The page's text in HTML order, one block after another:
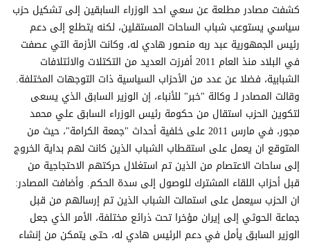
كشفت مصادر مطلعة عن سعي احد الوزراء السابقين إلى تشكيل حزب
سياسي يستوعب شباب الساحات المستقلين، لكنه يتطلع إلى دعم
رئيس الجمهورية عبد ربه منصور هادي له، وكانت الأزمة التي عصفت
في البلاد منذ العام 2011 أفرزت العديد من التكتلات والائتلافات
الشبابية، فضلا عن عدد من الأحزاب السياسية ذات التوجهات المختلفة.
وقالت المصادر لـ وكالة "خبر" للأنباء، إن الوزير السابق الذي يسعى
لتكوين الحزب استقال من حكومة رئيس الوزراء السابق علي محمد
مجور، في مارس 2011 على خلفية أحداث "جمعة الكرامة"، حيث من
المتوقع ان يعمل على استقطاب الشباب الذين كانت لهم بداية الخروج
إلى ساحات الاعتصام من الذين تم استغلال حركتهم الاحتجاجية من
قبل أحزاب اللقاء المشترك للوصول إلى سدة الحكم. وأضافت المصادر:
ان الحزب سيعمل على استمالت الشباب الذين تم إرسالهم من قبل
جماعة الحوثي إلى إيران مؤخرا تحت ذرائع مختلفة، الأمر الذي جعل
الوزير السابق يأمل في دعم الرئيس هادي له، حتى يتمكن من إنشاء